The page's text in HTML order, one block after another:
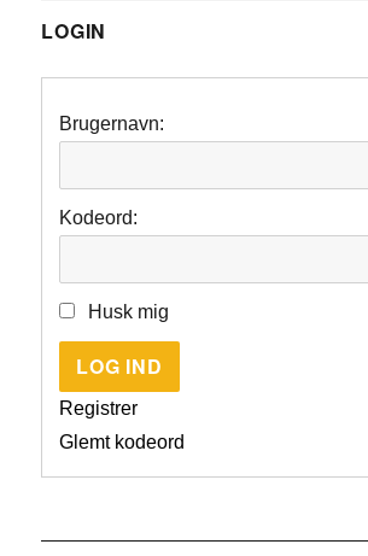
LOGIN
Brugernavn:
Kodeord:
Husk mig
LOG IND
Registrer
Glemt kodeord